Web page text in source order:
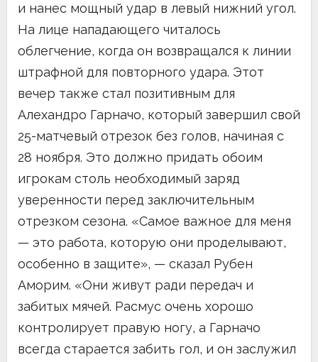
и нанес мощный удар в левый нижний угол.
На лице нападающего читалось
облегчение, когда он возвращался к линии
штрафной для повторного удара. Этот
вечер также стал позитивным для
Алехандро Гарначо, который завершил свой
25-матчевый отрезок без голов, начиная с
28 ноября. Это должно придать обоим
игрокам столь необходимый заряд
уверенности перед заключительным
отрезком сезона. «Самое важное для меня
— это работа, которую они проделывают,
особенно в защите», — сказал Рубен
Аморим. «Они живут ради передач и
забитых мячей. Расмус очень хорошо
контролирует правую ногу, а Гарначо
всегда старается забить гол, и он заслужил